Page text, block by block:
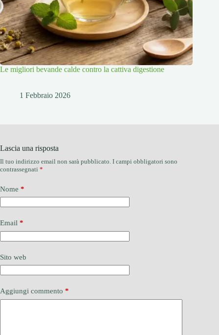
Le migliori bevande calde contro la cattiva digestione
1 Febbraio 2026
Lascia una risposta
Il tuo indirizzo email non sarà pubblicato. I campi obbligatori sono
contrassegnati *
Nome *
Email *
Sito web
Aggiungi commento *